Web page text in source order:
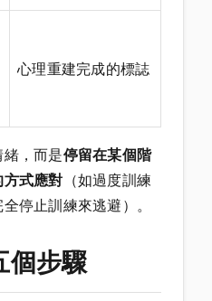
心理重建完成的標誌
，而是停留在某個階
方式應對 （如過度訓練
停止訓練來逃避）。
個步驟